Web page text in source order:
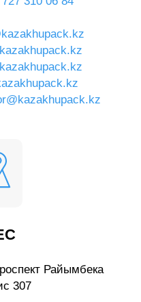
Райымбека
307